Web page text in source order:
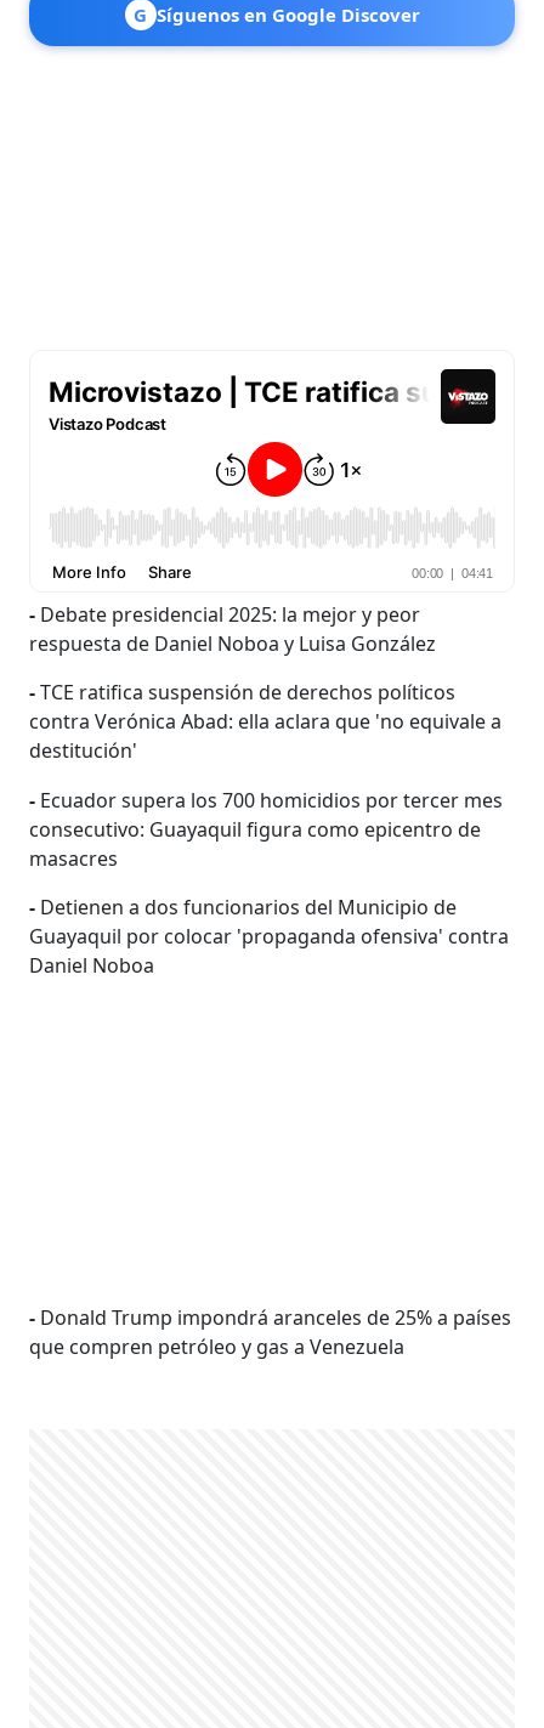
G Síguenos en Google Discover
- Debate presidencial 2025: la mejor y peor
respuesta de Daniel Noboa y Luisa González
-TCE ratifica suspensión de derechos políticos
contra Verónica Abad: ella aclara que 'no equivale a
destitución'
- Ecuador supera los 700 homicidios por tercer mes
consecutivo: Guayaquil figura como epicentro de
masacres
- Detienen a dos funcionarios del Municipio de
Guayaquil por colocar 'propaganda ofensiva' contra
Daniel Noboa
- Donald Trump impondrá aranceles de 25% a países
que compren petróleo y gas a Venezuela